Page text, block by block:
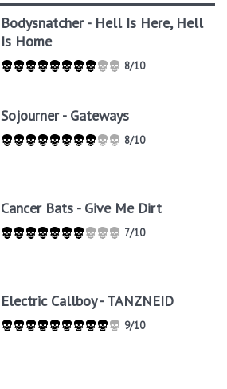
Bodysnatcher - Hell Is Here, Hell
Is Home
8/10
Sojourner - Gateways
8/10
Cancer Bats - Give Me Dirt
7/10
Electric Callboy - TANZNEID
9/10